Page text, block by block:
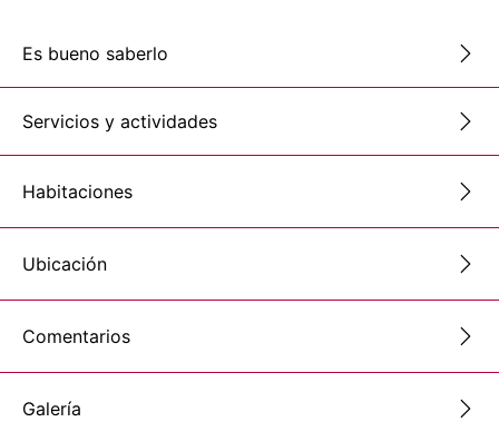
Es bueno saberlo
Servicios y actividades
Habitaciones
Ubicación
Comentarios
Galería